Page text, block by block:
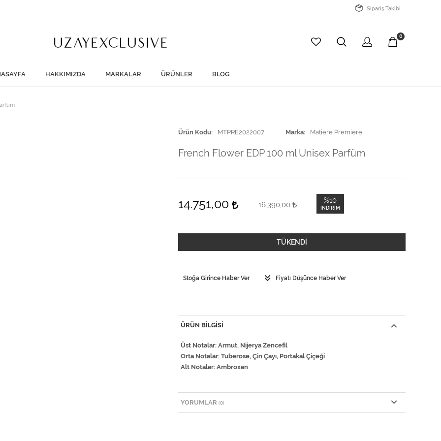
Sipariş Takibi
0
HAKKIMIZDA MARKALAR ÜRÜNLER BLOG
Ürün Kodu MTPRE2022007 Marka Matiere Premiere
French Flower EDP 100 ml Unisex Parfüm
14.751,00 16.390,00 %10
İNDIRIM
TÜKENDİ
Stoğa Girince Haber Ver Fiyatı Düşünce Haber Ver
ÜRÜN BILGISI
Üst Notalar: Armut, Nijerya Zencefil
Orta Notalar: Tuberose, Çin Çayı, Portakal Çiçeği
Alt Notalar: Ambroxan
YORUMLAR (0)